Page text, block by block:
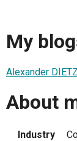
My
Alexander
About
Industry